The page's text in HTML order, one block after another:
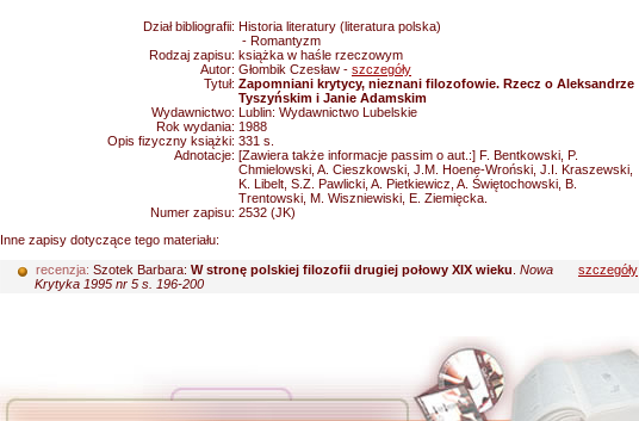
Dział bibliografii: Historia literatury (literatura polska)
- Romantyzm
Rodzaj zapisu: książka w haśle rzeczowym
Autor: Głombik Czesław - szczegóły
Tytuł: Zapomniani krytycy, nieznani filozofowie. Rzecz o Aleksandrze
Tyszyńskim i Janie Adamskim
Wydawnictwo: Lublin: Wydawnictwo Lubelskie
Rok wydania: 1988
Opis fizyczny książki: 331 s.
Adnotacje: [Zawiera także informacje passim o aut.:] F. Bentkowski, P.
Chmielowski, A. Cieszkowski, J.M. Hoene-Wroński, J.I. Kraszewski,
K. Libelt, S.Z. Pawlicki, A. Pietkiewicz, A. Świętochowski, B.
Trentowski, M. Wiszniewiski, E. Ziemięcka.
Numer zapisu: 2532 (JK)
Inne zapisy dotyczące tego materiału:
recenzja: Szotek Barbara: W stronę polskiej filozofii drugiej połowy XIX wieku Nowa
Krytyka 1995 nr 5 s. 196-200
szczegóły